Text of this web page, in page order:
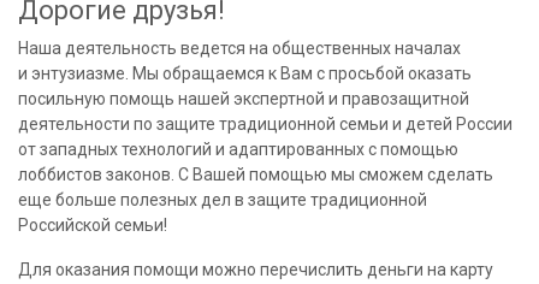
Дорогие друзья!
Наша деятельность ведется на общественных началах
и энтузиазме. Мы обращаемся к Вам с просьбой оказать
посильную помощь нашей экспертной и правозащитной
деятельности по защите традиционной семьи и детей России
от западных технологий и адаптированных с помощью
лоббистов законов. С Вашей помощью мы сможем сделать
еще больше полезных дел в защите традиционной
Российской семьи!
Для оказания помощи можно перечислить деньги на карту